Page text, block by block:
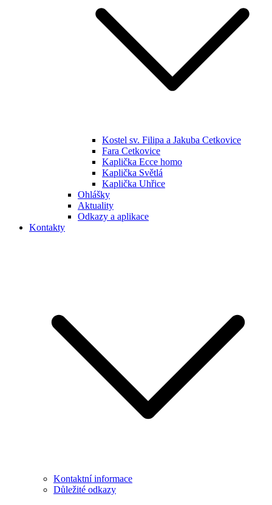
Kostel sv. Filipa a Jakuba Cetkovice
Fara Cetkovice
Kaplička Ecce homo
Kaplička Světlá
Kaplička Uhřice
Ohlášky
Aktuality
Odkazy a aplikace
Kontakty
Kontaktní informace
Důležité odkazy